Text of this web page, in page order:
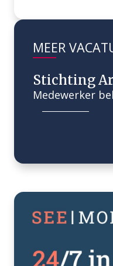
MEER
Stichting
Medewerker